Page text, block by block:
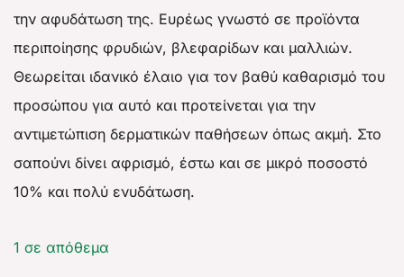
την αφυδάτωση της. Ευρέως γνωστό σε προϊόντα
περιποίησης φρυδιών, βλεφαρίδων και μαλλιών.
Θεωρείται ιδανικό έλαιο για τον βαθύ καθαρισμό του
προσώπου για αυτό και προτείνεται για την
αντιμετώπιση δερματικών παθήσεων όπως ακμή. Στο
σαπούνι δίνει αφρισμό, έστω και σε μικρό ποσοστό
10% και πολύ ενυδάτωση.
1 σε απόθεμα